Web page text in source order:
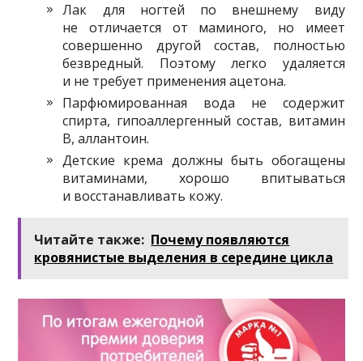
Лак для ногтей по внешнему виду
не отличается от маминого, но имеет
совершенно другой состав, полностью
безвредный. Поэтому легко удаляется
и не требует применения ацетона.
Парфюмированная вода не содержит
спирта, гипоаллергенный состав, витамин
В, аллантоин.
Детские крема должны быть обогащены
витаминами, хорошо впитываться
и восстанавливать кожу.
Читайте также: Почему появляются
кровянистые выделения в середине цикла